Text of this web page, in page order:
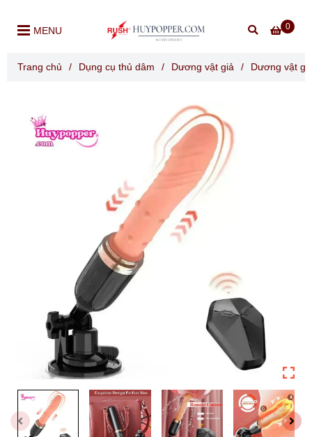
0
MENU
Trang chủ / Dụng cụ thủ dâm / Dương vật giả / Dương vật